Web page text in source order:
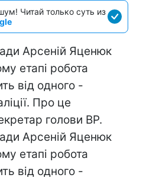
Читай только суть из
Арсеній Яценюк
етапі робота
від одного -
Про це
голови ВР.
Арсеній Яценюк
етапі робота
від одного -